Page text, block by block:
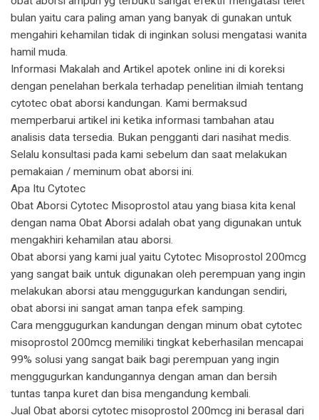
bulan yaitu cara paling aman yang banyak di gunakan untuk
mengahiri kehamilan tidak di inginkan solusi mengatasi wanita
hamil muda.
Informasi Makalah and Artikel apotek online ini di koreksi
dengan penelahan berkala terhadap penelitian ilmiah tentang
cytotec obat aborsi kandungan. Kami bermaksud
memperbarui artikel ini ketika informasi tambahan atau
analisis data tersedia. Bukan pengganti dari nasihat medis.
Selalu konsultasi pada kami sebelum dan saat melakukan
pemakaian / meminum obat aborsi ini.
Apa Itu Cytotec
Obat Aborsi Cytotec Misoprostol atau yang biasa kita kenal
dengan nama Obat Aborsi adalah obat yang digunakan untuk
mengakhiri kehamilan atau aborsi.
Obat aborsi yang kami jual yaitu Cytotec Misoprostol 200mcg
yang sangat baik untuk digunakan oleh perempuan yang ingin
melakukan aborsi atau menggugurkan kandungan sendiri,
obat aborsi ini sangat aman tanpa efek samping.
Cara menggugurkan kandungan dengan minum obat cytotec
misoprostol 200mcg memiliki tingkat keberhasilan mencapai
99% solusi yang sangat baik bagi perempuan yang ingin
menggugurkan kandungannya dengan aman dan bersih
tuntas tanpa kuret dan bisa mengandung kembali.
Jual Obat aborsi cytotec misoprostol 200mcg ini berasal dari